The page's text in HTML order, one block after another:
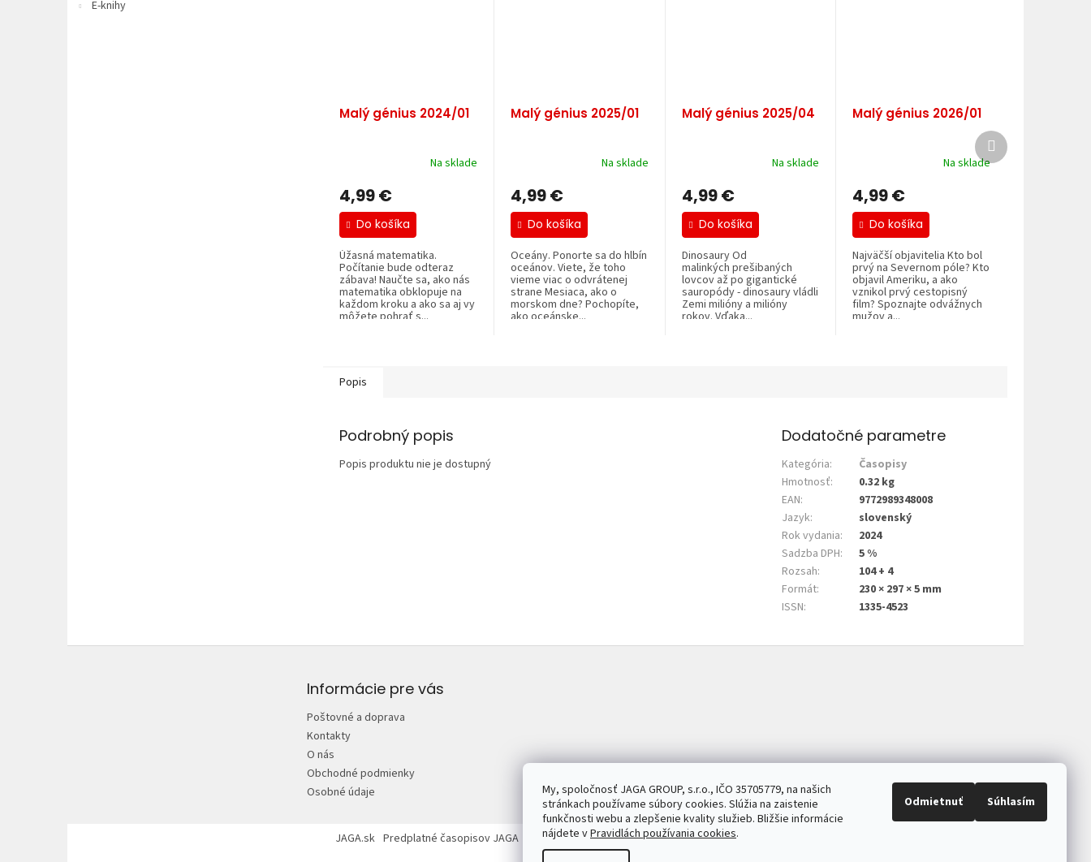
My, spoločnosť JAGA GROUP, s.r.o., IČO 35705779, na našich
stránkach používame súbory cookies. Slúžia na zaistenie
funkčnosti webu a zlepšenie kvality služieb. Bližšie informácie
nájdete vPravidlách používania cookies.
Odmietnuť Súhlasím
E-knihy
Malý génius 2024/01
Na sklade
4,99 €
Do košíka
Úžasná matematika.
Počítanie bude odteraz
zábava! Naučte sa, ako nás
matematika obklopuje na
každom kroku a ako sa aj vy
môžete pohrať s...
Malý génius 2025/01
Na sklade
4,99 €
Do košíka
Oceány. Ponorte sa do hlbín
oceánov. Viete, že toho
vieme viac o odvrátenej
strane Mesiaca, ako o
morskom dne? Pochopíte,
ako oceánske...
Malý génius 2025/04
Na sklade
4,99 €
Do košíka
Dinosaury Od
malinkých prešibaných
lovcov až po gigantické
sauropódy - dinosaury vládli
Zemi milióny a milióny
rokov. Vďaka...
Malý génius 2026/01
Na sklade
4,99 €
Do košíka
Najväčší objavitelia Kto bol
prvý na Severnom póle? Kto
objavil Ameriku, a ako
vznikol prvý cestopisný
film? Spoznajte odvážnych
mužov a...
Ďalší
produkt
Popis
Podrobný popis
Popis produktu nie je dostupný
Dodatočné parametre
Kategória:
Časopisy
Hmotnosť:
0.32 kg
EAN:
9772989348008
Jazyk:
slovenský
Rok vydania:
2024
Sadzba DPH:
5 %
Rozsah:
104 + 4
Formát:
230 × 297 × 5 mm
ISSN: 1335-4523
Informácie pre vás
Poštovné a doprava
Kontakty
O nás
Obchodné podmienky
Osobné údaje
JAGA.sk Predplatné časopisov JAGA Mojdom.sk Urobsisam.sk Zahrada.sk ASB.sk